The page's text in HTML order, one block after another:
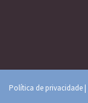
Política de privacidade |